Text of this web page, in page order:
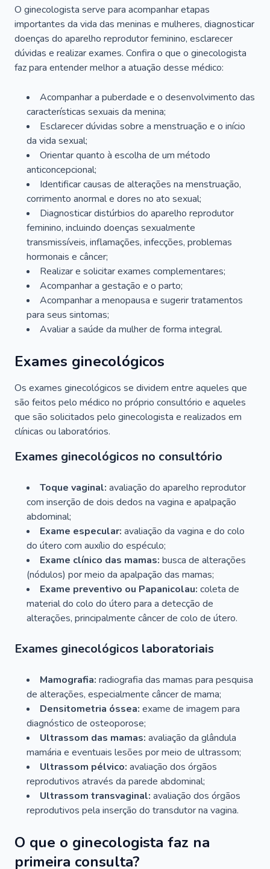
O ginecologista serve para acompanhar etapas
importantes da vida das meninas e mulheres, diagnosticar
doenças do aparelho reprodutor feminino, esclarecer
dúvidas e realizar exames. Confira o que o ginecologista
faz para entender melhor a atuação desse médico:
Acompanhar a puberdade e o desenvolvimento das
características sexuais da menina;
Esclarecer dúvidas sobre a menstruação e o início
da vida sexual;
Orientar quanto à escolha de um método
anticoncepcional;
Identificar causas de alterações na menstruação,
corrimento anormal e dores no ato sexual;
Diagnosticar distúrbios do aparelho reprodutor
feminino, incluindo doenças sexualmente
transmissíveis, inflamações, infecções, problemas
hormonais e câncer;
Realizar e solicitar exames complementares;
Acompanhar a gestação e o parto;
Acompanhar a menopausa e sugerir tratamentos
para seus sintomas;
Avaliar a saúde da mulher de forma integral.
Exames ginecológicos
Os exames ginecológicos se dividem entre aqueles que
são feitos pelo médico no próprio consultório e aqueles
que são solicitados pelo ginecologista e realizados em
clínicas ou laboratórios.
Exames ginecológicos no consultório
Toque vaginal: avaliação do aparelho reprodutor
com inserção de dois dedos na vagina e apalpação
abdominal;
Exame especular: avaliação da vagina e do colo
do útero com auxílio do espéculo;
Exame clínico das mamas: busca de alterações
(nódulos) por meio da apalpação das mamas;
Exame preventivo ou Papanicolau: coleta de
material do colo do útero para a detecção de
alterações, principalmente câncer de colo de útero.
Exames ginecológicos laboratoriais
Mamografia: radiografia das mamas para pesquisa
de alterações, especialmente câncer de mama;
Densitometria óssea: exame de imagem para
diagnóstico de osteoporose;
Ultrassom das mamas: avaliação da glândula
mamária e eventuais lesões por meio de ultrassom;
Ultrassom pélvico: avaliação dos órgãos
reprodutivos através da parede abdominal;
Ultrassom transvaginal: avaliação dos órgãos
reprodutivos pela inserção do transdutor na vagina.
O que o ginecologista faz na
primeira consulta?